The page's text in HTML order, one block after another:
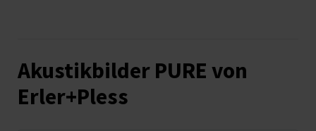
Akustikbilder PURE von
Erler+Pless